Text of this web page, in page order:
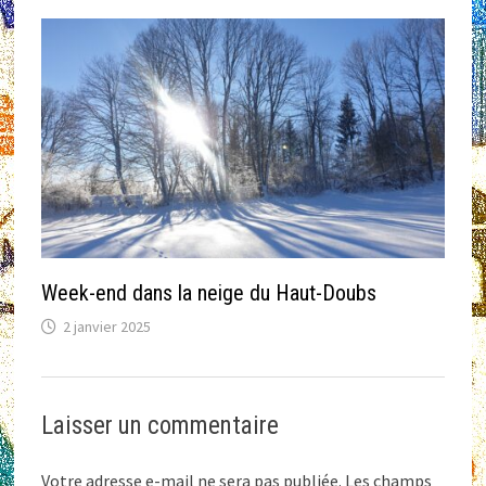
Week-end dans la neige du Haut-Doubs
2 janvier 2025
Laisser un commentaire
Votre adresse e-mail ne sera pas publiée. Les champs